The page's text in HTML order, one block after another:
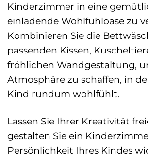
Kinderzimmer in eine
einladende Wohlfühloase zu
Kombinieren Sie die
passenden Kissen,
fröhlichen Wandgestaltung,
Atmosphäre zu schaffen, in
Kind rundum wohlfühlt.
Lassen Sie Ihrer Kreativität
gestalten Sie ein
Persönlichkeit Ihres Kindes